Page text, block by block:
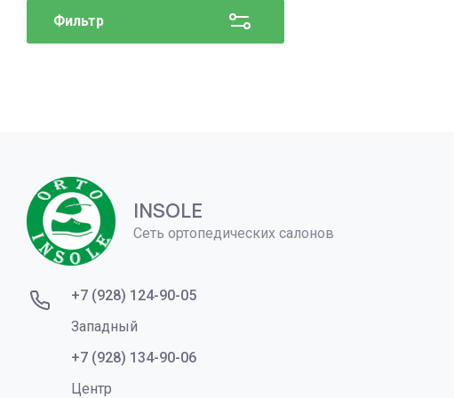
Фильтр
INSOLE
Сеть ортопедических салонов
+7 (928) 124-90-05
Западный
+7 (928) 134-90-06
Центр